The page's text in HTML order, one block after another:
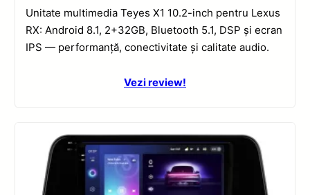
Unitate multimedia Teyes X1 10.2-inch pentru Lexus
RX: Android 8.1, 2+32GB, Bluetooth 5.1, DSP și ecran
IPS — performanță, conectivitate și calitate audio.
Vezi review!